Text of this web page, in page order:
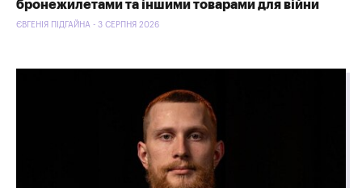
бронежилетами та іншими товарами для війни
ЄВГЕНІЯ ПІДГАЙНА - 3 СЕРПНЯ 2026